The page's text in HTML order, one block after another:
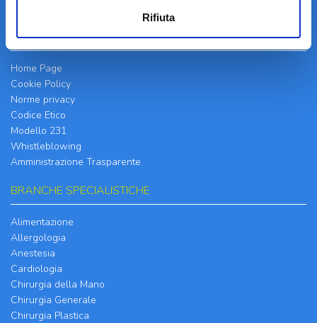
Rifiuta
INFORMATIVE
Home Page
Cookie Policy
Norme privacy
Codice Etico
Modello 231
Whistleblowing
Amministrazione Trasparente
BRANCHE SPECIALISTICHE
Alimentazione
Allergologia
Anestesia
Cardiologia
Chirurgia della Mano
Chirurgia Generale
Chirurgia Plastica